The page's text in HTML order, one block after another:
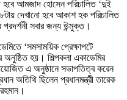
হবে আমজাদ হোসেন পরিচালিত ‘দুই
দেখানো হবে আকাশ হক পরিচালিত
প্রদর্শনী সবার জন্য উন্মুক্ত।
‘সমসাময়িক প্রেক্ষাপটে
অনুষ্ঠিত হয়। শিল্পকলা একাডেমির
এ অনুষ্ঠানে সভাপতিত্ব করেন
অতিথি ছিলেন প্রধানমন্ত্রী তারেক